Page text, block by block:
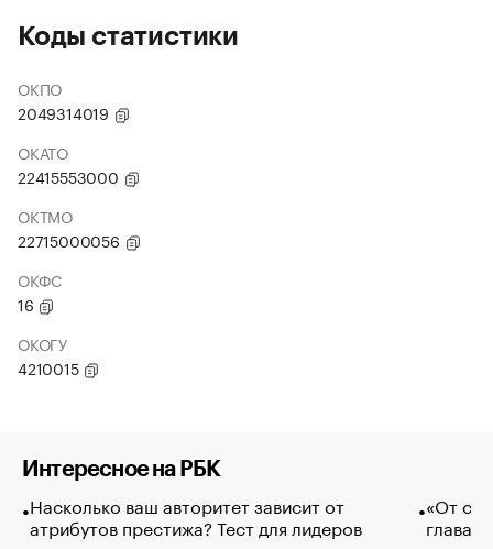
Коды статистики
ОКПО
2049314019
ОКАТО
22415553000
ОКТМО
22715000056
ОКФС
16
ОКОГУ
4210015
Интересное на РБК
Насколько ваш авторитет зависит от
атрибутов престижа? Тест для лидеров
«От
глава